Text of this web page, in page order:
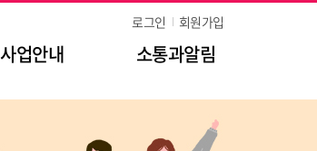
로그인 회원가입
사업안내 소통과알림